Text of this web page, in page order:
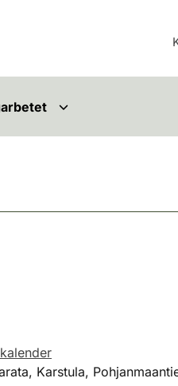
Karstula,